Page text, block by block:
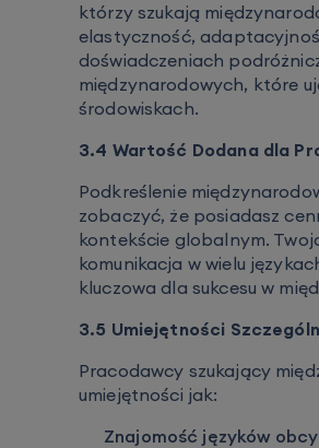
którzy szukają
elastyczność,
doświadczeniach
międzynarodowych, które
środowiskach.
3.4 Wartość Dodana dla
Podkreślenie
zobaczyć, że posiadasz
kontekście globalnym.
komunikacja w wielu
kluczowa dla sukcesu w
3.5 Umiejętności
Pracodawcy szukający
umiejętności jak:
Znajomość języków